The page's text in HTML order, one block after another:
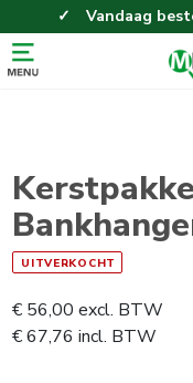
Vandaag
UITVERKOCHT
€ 56,00 excl. BTW
€67,76 incl. BTW